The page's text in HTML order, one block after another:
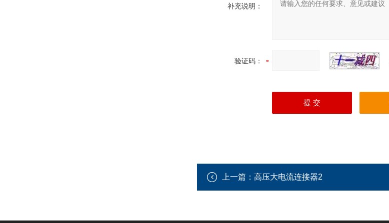
补充说明：
验证码：
上一篇： 高压大电流连接器2